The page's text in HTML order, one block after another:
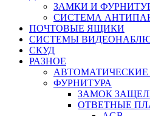
ЗАМКИ И
СИСТЕМА
ПОЧТОВЫЕ ЯЩИКИ
СИСТЕМЫ
СКУД
РАЗНОЕ
АВТОМАТИЧЕСКИЕ
ФУРНИТУРА
ЗАМОК
ОТВЕТНЫЕ